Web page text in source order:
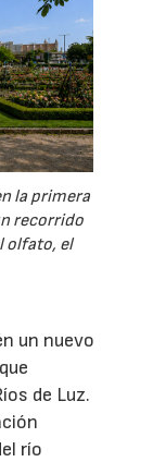
la primera
recorrido
olfato, el
un nuevo
de Luz.
río